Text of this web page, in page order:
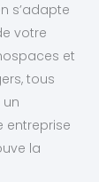
s’adapte
votre
et
tous
entreprise
la